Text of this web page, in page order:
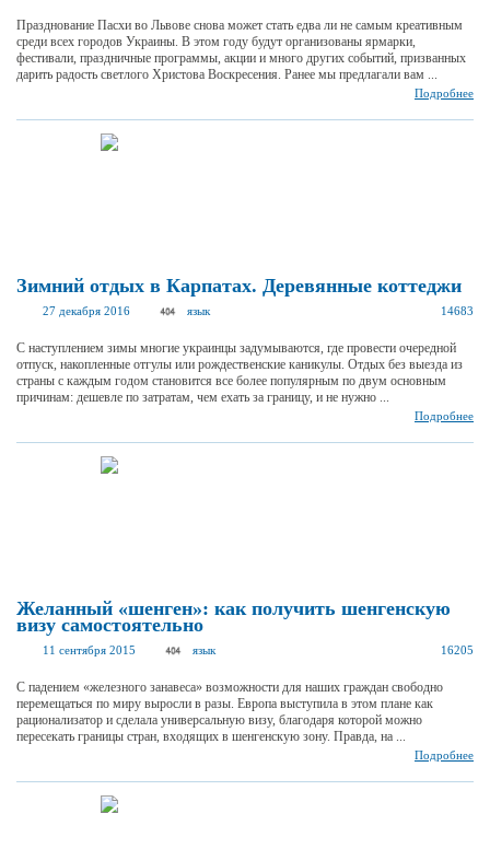
Празднование Пасхи во Львове снова может стать едва ли не самым креативным
среди всех городов Украины. В этом году будут организованы ярмарки,
фестивали, праздничные программы, акции и много других событий, призванных
дарить радость светлого Христова Воскресения. Ранее мы предлагали вам ...
Подробнее
Зимний отдых в Карпатах. Деревянные коттеджи
27 декабря 2016 язык 14683
С наступлением зимы многие украинцы задумываются, где провести очередной
отпуск, накопленные отгулы или рождественские каникулы. Отдых без выезда из
страны с каждым годом становится все более популярным по двум основным
причинам: дешевле по затратам, чем ехать за границу, и не нужно ...
Подробнее
Желанный «шенген»: как получить шенгенскую
визу самостоятельно
11 сентября 2015 язык 16205
С падением «железного занавеса» возможности для наших граждан свободно
перемещаться по миру выросли в разы. Европа выступила в этом плане как
рационализатор и сделала универсальную визу, благодаря которой можно
пересекать границы стран, входящих в шенгенскую зону. Правда, на ...
Подробнее